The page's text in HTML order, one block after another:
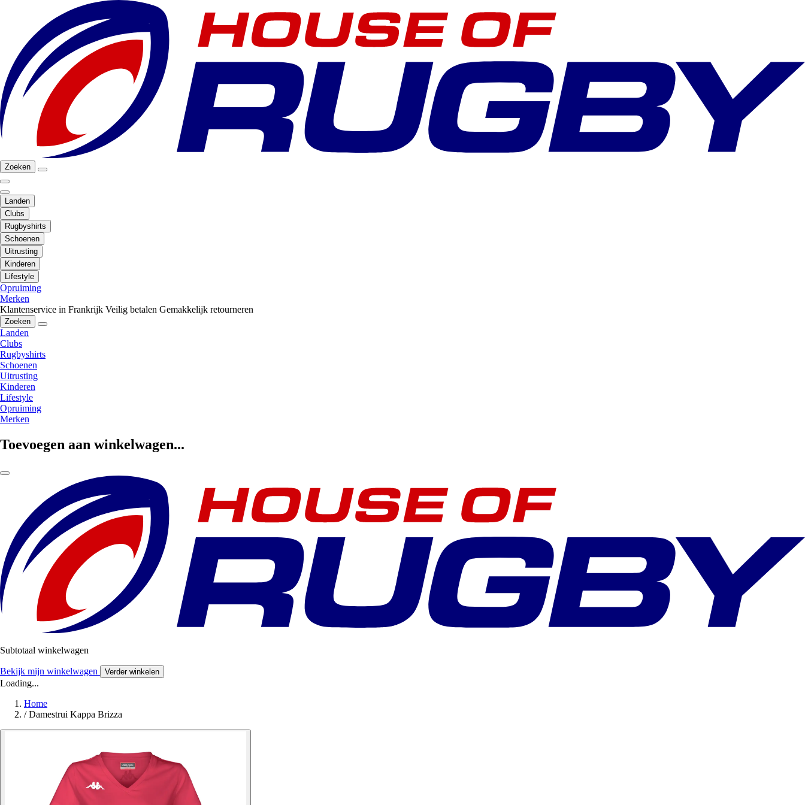
Zoeken
Landen
Clubs
Rugbyshirts
Schoenen
Uitrusting
Kinderen
Lifestyle
Opruiming
Merken
Klantenservice in Frankrijk Veilig betalen Gemakkelijk retourneren
Zoeken
Landen
Clubs
Rugbyshirts
Schoenen
Uitrusting
Kinderen
Lifestyle
Opruiming
Merken
Toevoegen aan winkelwagen...
Subtotaal winkelwagen
Bekijk mijn winkelwagen Verder winkelen
Loading...
Home
/ Damestrui Kappa Brizza